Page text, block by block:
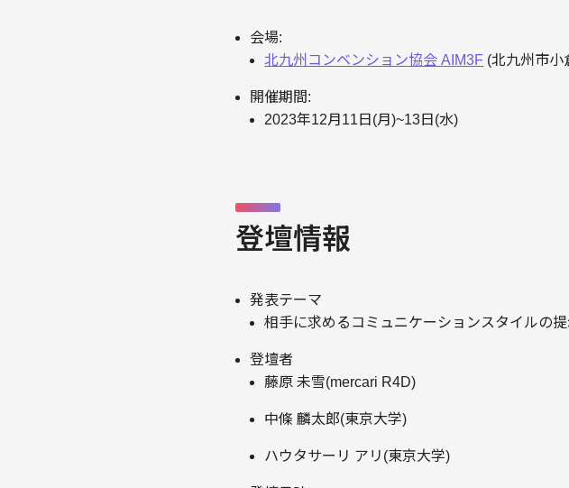
会場:
北九州コンベンション協会 AIM3F (北九州市小
開催期間:
2023年12月11日(月)~13日(水)
登壇情報
発表テーマ
相手に求めるコミュニケーションスタイルの
登壇者
藤原 未雪(mercari R4D)
中條 麟太郎(東京大学)
ハウタサーリ アリ(東京大学)